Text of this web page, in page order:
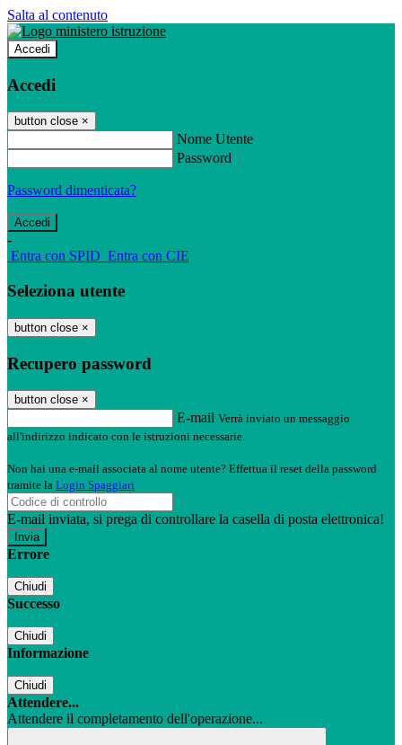
Salta al contenuto
Accedi
Accedi
button close ×
Nome Utente
Password
Password dimenticata?
-
Entra con SPID Entra con CIE
Seleziona utente
button close ×
Recupero password
button close ×
E-mail Verrà inviato un messaggio
all'indirizzo indicato con le istruzioni necessarie.
Non hai una e-mail associata al nome utente? Effettua il reset della password
tramite la Login Spaggiari
E-mail inviata, si prega di controllare la casella di posta elettronica!
Errore
Chiudi
Successo
Chiudi
Informazione
Chiudi
Attendere...
Attendere il completamento dell'operazione...